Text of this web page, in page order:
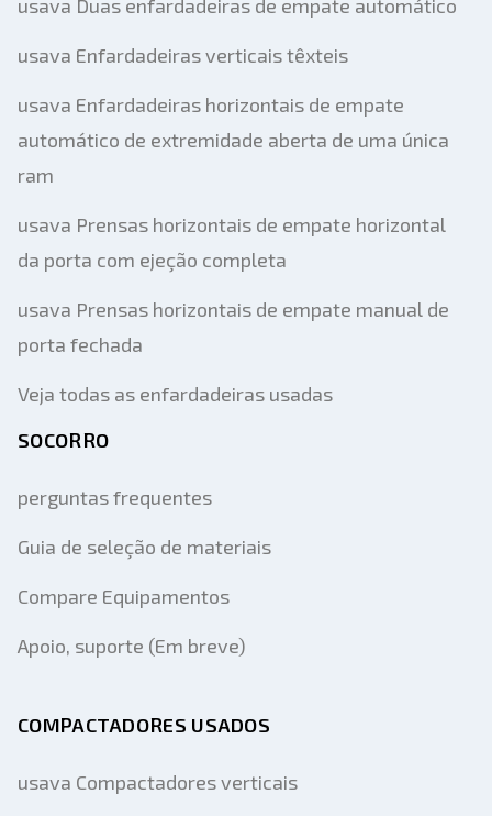
usava Duas enfardadeiras de empate automático
usava Enfardadeiras verticais têxteis
usava Enfardadeiras horizontais de empate
automático de extremidade aberta de uma única
ram
usava Prensas horizontais de empate horizontal
da porta com ejeção completa
usava Prensas horizontais de empate manual de
porta fechada
Veja todas as enfardadeiras usadas
SOCORRO
perguntas frequentes
Guia de seleção de materiais
Compare Equipamentos
Apoio, suporte (Em breve)
COMPACTADORES USADOS
usava Compactadores verticais